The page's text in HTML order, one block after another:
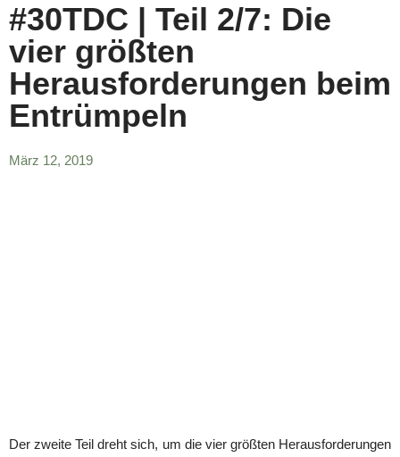
#30TDC | Teil 2/7: Die
vier größten
Herausforderungen beim
Entrümpeln
März 12, 2019
Der zweite Teil dreht sich, um die vier größten Herausforderungen